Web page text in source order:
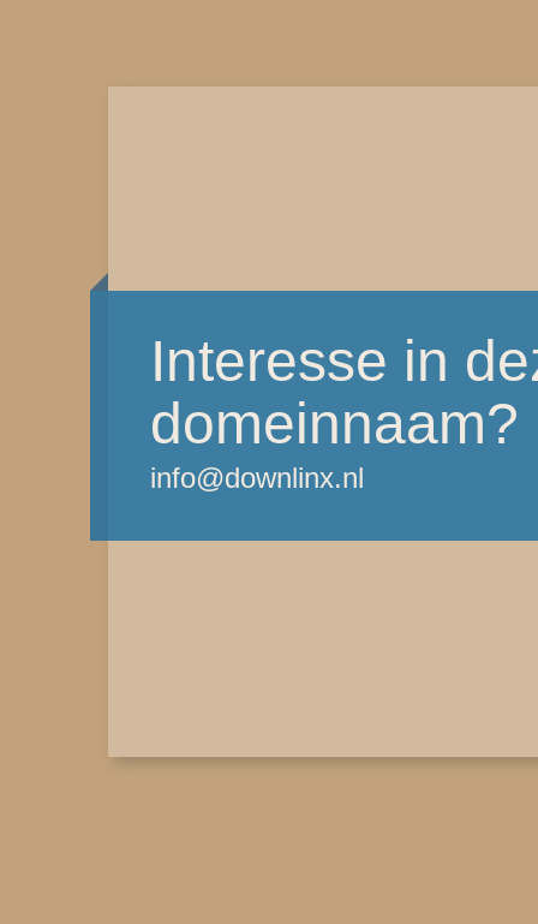
Interesse in
domeinnaam?
info@downlinx.nl